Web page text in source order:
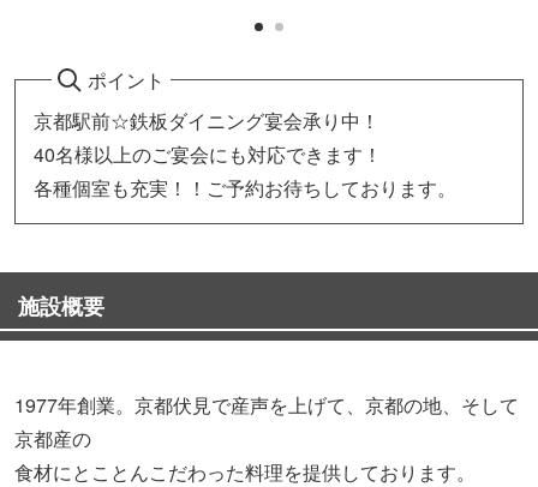
ポイント
京都駅前☆鉄板ダイニング宴会承り中！
40名様以上のご宴会にも対応できます！
各種個室も充実！！ご予約お待ちしております。
施設概要
1977年創業。京都伏見で産声を上げて、京都の地、そして
京都産の
食材にとことんこだわった料理を提供しております。